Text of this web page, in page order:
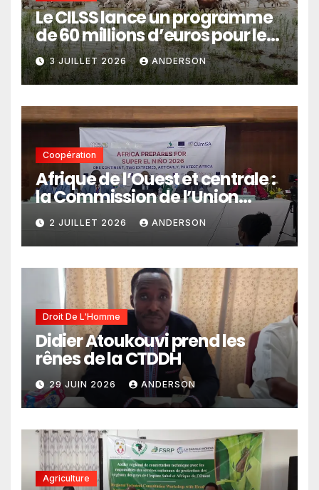
Le CILSS lance un programme
de 60 millions d’euros pour le
pastoralisme
3 JUILLET 2026 ANDERSON
Coopération
Afrique de l’Ouest et centrale :
la Commission de l’Union
africaine veut renforcer
l’intégration des services
climatiques dans les
politiques publiques
2 JUILLET 2026 ANDERSON
Droit De L'Homme
Didier Atoukouvi prend les
rênes de la CTDDH
29 JUIN 2026 ANDERSON
Agriculture